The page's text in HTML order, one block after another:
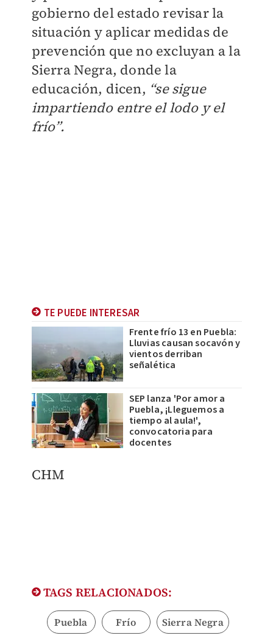
gobierno del estado revisar la
situación y aplicar medidas de
prevención que no excluyan a la
Sierra Negra, donde la
educación, dicen, “se sigue
impartiendo entre el lodo y el
frío”.
TE PUEDE INTERESAR
Frente frío 13 en Puebla:
Lluvias causan socavón y
vientos derriban
señalética
SEP lanza 'Por amor a
Puebla, ¡Lleguemos a
tiempo al aula!',
convocatoria para
docentes
CHM
TAGS RELACIONADOS:
Puebla Frío Sierra Negra